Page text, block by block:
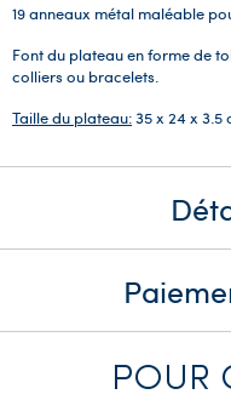
19 anneaux métal maléable
Font du plateau en forme de
colliers ou bracelets.
Taille du plateau:35 x 24 x
POUR